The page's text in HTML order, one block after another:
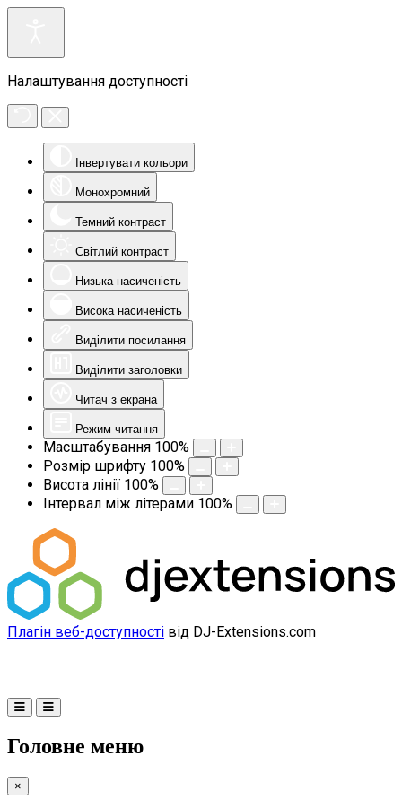
Налаштування доступності
Інвертувати кольори
Монохромний
Темний контраст
Світлий контраст
Низька насиченість
Висока насиченість
Виділити посилання
Виділити заголовки
Читач з екрана
Режим читання
Масштабування 100%
Розмір шрифту 100%
Висота лінії 100%
Інтервал між літерами 100%
Плагін веб-доступності від DJ-Extensions.com
Головне меню
×